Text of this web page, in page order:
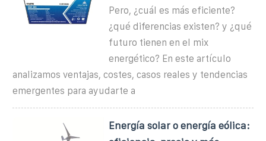
Pero, ¿cuál es más eficiente?
¿qué diferencias existen? y ¿qué
futuro tienen en el mix
energético? En este artículo
analizamos ventajas, costes, casos reales y tendencias
emergentes para ayudarte a
Energía solar o energía eólica: